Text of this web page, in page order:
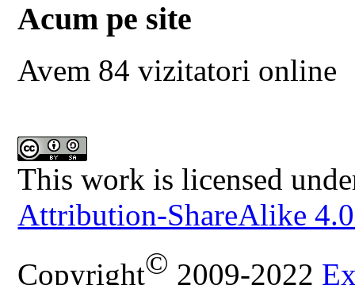
Acum pe site
Avem 84 vizitatori online
This work is licensed
Attribution-ShareAlike
Copyright© 2009-2022